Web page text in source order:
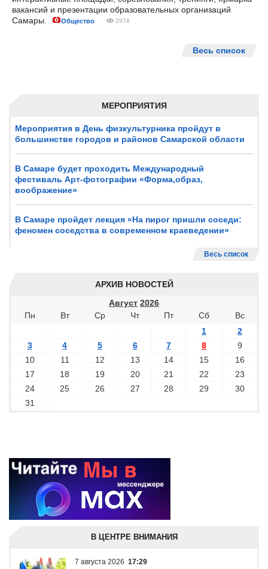
МЕРОПРИЯТИЯ
Мероприятия в День физкультурника пройдут в
большинстве городов и районов Самарской области
В Самаре будет проходить Международный
фестиваль Арт-фотографии «Форма,образ,
воображение»
В Самаре пройдет лекция «На пирог пришли соседи:
феномен соседства в современном краеведении»
Весь список
АРХИВ НОВОСТЕЙ
Август 2026
Пн
Вт Ср Чт Пт Сб
Вс
1
2
3
4 5 6 7 8
9
10
11 12 13 14 15
16
17
18 19 20 21 22
23
24
25 26 27 28 29
30
31
вакансий и презентации образовательных организаций
Самары.
Общество 2978
Весь список
В ЦЕНТРЕ ВНИМАНИЯ
7 августа 2026 17:29